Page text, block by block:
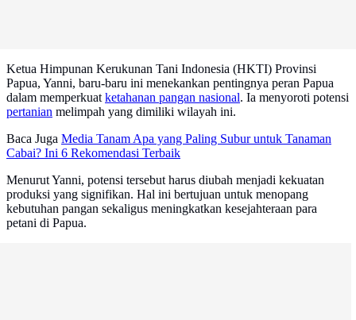
Ketua Himpunan Kerukunan Tani Indonesia (HKTI) Provinsi
Papua, Yanni, baru-baru ini menekankan pentingnya peran Papua
dalam memperkuatketahanan pangan nasional. Ia menyoroti potensi
pertanian melimpah yang dimiliki wilayah ini.
Baca Juga Media Tanam Apa yang Paling Subur untuk Tanaman
Cabai? Ini 6 Rekomendasi Terbaik
Menurut Yanni, potensi tersebut harus diubah menjadi kekuatan
produksi yang signifikan. Hal ini bertujuan untuk menopang
kebutuhan pangan sekaligus meningkatkan kesejahteraan para
petani di Papua.